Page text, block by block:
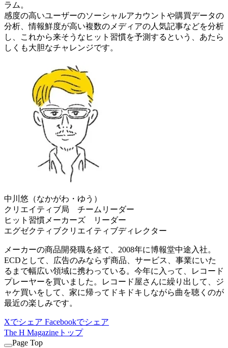
ラム。
感度の高いユーザーのソーシャルアカウントや購買データの
分析、情報鮮度が高い複数のメディアの人気記事などを分析
し、これから来そうなヒット習慣を予測するという、あたら
しくも大胆なチャレンジです。
中川悠（なかがわ・ゆう）
クリエイティブ局 チームリーダー
ヒット習慣メーカーズ リーダー
エグゼクティブクリエイティブディレクター
メーカーの商品開発職を経て、2008年に博報堂中途入社。
ECDとして、広告のみならず商品、サービス、事業にいた
るまで幅広い領域に携わっている。今年に入って、レコード
プレーヤーを買いました。レコード屋さんに繰り出して、ジ
ャケ買いをして、家に帰ってドキドキしながら曲を聴くのが
最近の楽しみです。
Xでシェア Facebookでシェア
The H Magazineトップ
Page Top